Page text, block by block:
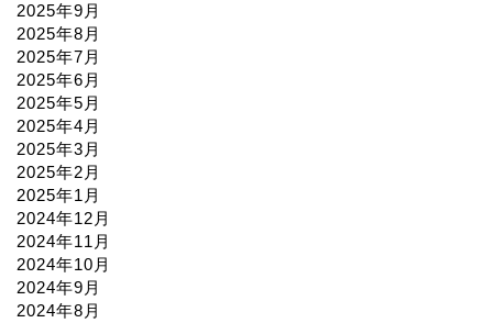
2025年9月
2025年8月
2025年7月
2025年6月
2025年5月
2025年4月
2025年3月
2025年2月
2025年1月
2024年12月
2024年11月
2024年10月
2024年9月
2024年8月